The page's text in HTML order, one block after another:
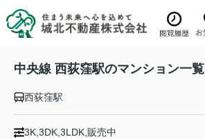
中央線 西荻窪駅のマンション一覧
西荻窪駅
3K,3DK,3LDK,販売中